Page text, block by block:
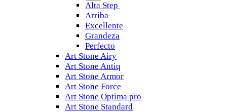
Alta Step
Arriba
Excellente
Grandeza
Perfecto
Art Stone Airy
Art Stone Antiq
Art Stone Armor
Art Stone Force
Art Stone Optima pro
Art Stone Standard